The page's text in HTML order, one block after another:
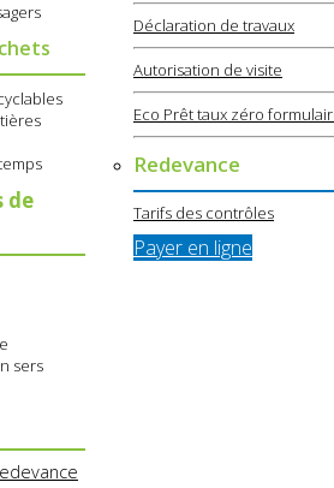
de
sers
Déclaration de travaux
Autorisation de visite
Eco Prêt taux zéro
Redevance
Tarifs des contrôles
Payer en ligne